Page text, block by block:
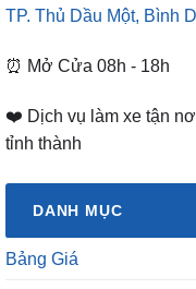
TP. Thủ Dầu Một, Bình
⏰ Mở Cửa 08h - 18h
❤️ Dịch vụ làm xe tận
tỉnh thành
DANH MỤC
Bảng Giá